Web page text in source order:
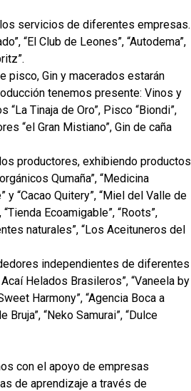
servicios de diferentes empresas.
“El Club de Leones”, “Autodema”,
pisco, Gin y macerados estarán
tenemos presente: Vinos y
Tinaja de Oro”, Pisco “Biondi”,
“el Gran Mistiano”, Gin de caña
productores, exhibiendo productos
Qumaña”, “Medicina
y “Cacao Quitery”, “Miel del Valle de
Ecoamigable”, “Roots”,
naturales”, “Los Aceituneros del
independientes de diferentes
Helados Brasileros”, “Vaneela by
Harmony”, “Agencia Boca a
Bruja”, “Neko Samurai”, “Dulce
con el apoyo de empresas
de aprendizaje a través de